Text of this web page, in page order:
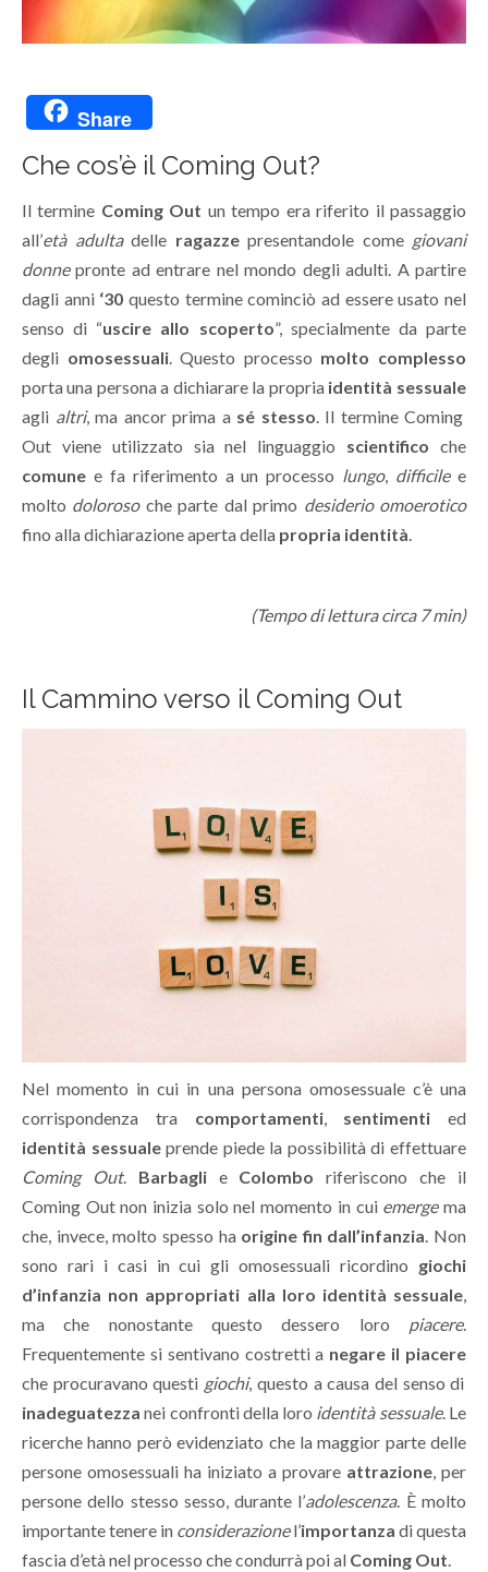
Share
Che cos’è il Coming Out?
Il termine Coming Out un tempo era riferito il passaggio
all’età adultadelle ragazze presentandole come giovani
donnepronte ad entrare nel mondo degli adulti. A partire
dagli anni ‘30 questo termine cominciò ad essere usato nel
senso di “uscire allo scoperto”, specialmente da parte
degli omosessuali. Questo processo molto complesso
porta una persona a dichiarare la propriaidentità sessuale
agli altri, ma ancor prima a sé stesso. Il termine Coming
Out viene utilizzato sia nel linguaggio scientificoche
comune e fa riferimento a un processo lungo, difficilee
molto doloroso che parte dal primo desiderio omoerotico
fino alla dichiarazione aperta della propria identità.
(Tempo di lettura circa 7 min)
Il Cammino verso il Coming Out
Nel momento in cui in una persona omosessuale c’è una
corrispondenza tra comportamenti, sentimenti ed
identità sessualeprende piede la possibilità di effettuare
Coming Out. Barbagli e Colomboriferiscono che il
Coming Out non inizia solo nel momento in cui emergema
che, invece, molto spesso ha origine fin dall’infanzia. Non
sono rari i casi in cui gli omosessuali ricordino giochi
d’infanzia non appropriati alla loro identità sessuale,
ma che nonostante questo dessero loro piacere.
Frequentemente si sentivano costretti a negare il piacere
che procuravano questi giochi, questo a causa del senso di
inadeguatezza nei confronti della loro identità sessuale. Le
ricerche hanno però evidenziato che la maggior parte delle
persone omosessuali ha iniziato a provare attrazione, per
persone dello stesso sesso, durante l’adolescenza. È molto
importante tenere in considerazionel’importanza di questa
fascia d’età nel processo che condurrà poi al Coming Out.